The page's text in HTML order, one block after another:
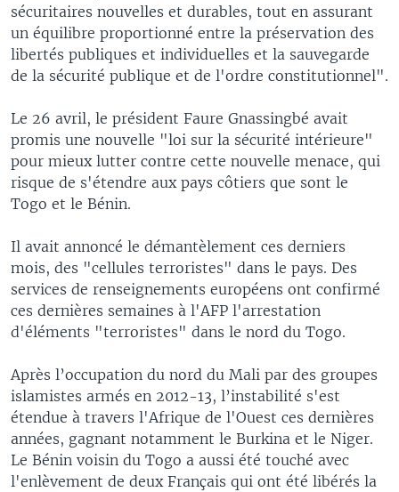
sécuritaires nouvelles et durables, tout en assurant
un équilibre proportionné entre la préservation des
libertés publiques et individuelles et la sauvegarde
de la sécurité publique et de l'ordre constitutionnel".
Le 26 avril, le président Faure Gnassingbé avait
promis une nouvelle "loi sur la sécurité intérieure"
pour mieux lutter contre cette nouvelle menace, qui
risque de s'étendre aux pays côtiers que sont le
Togo et le Bénin.
Il avait annoncé le démantèlement ces derniers
mois, des "cellules terroristes" dans le pays. Des
services de renseignements européens ont confirmé
ces dernières semaines à l'AFP l'arrestation
d'éléments "terroristes" dans le nord du Togo.
Après l’occupation du nord du Mali par des groupes
islamistes armés en 2012-13, l’instabilité s'est
étendue à travers l'Afrique de l'Ouest ces dernières
années, gagnant notamment le Burkina et le Niger.
Le Bénin voisin du Togo a aussi été touché avec
l'enlèvement de deux Français qui ont été libérés la